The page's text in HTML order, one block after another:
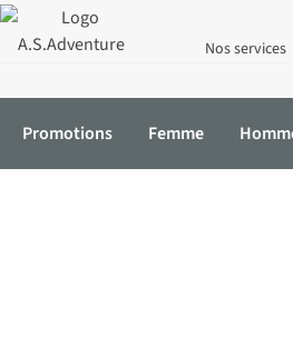
Nos services
Promotions Femme